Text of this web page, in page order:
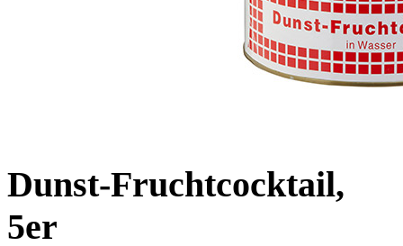
Dunst-Fruchtcocktail,
5er